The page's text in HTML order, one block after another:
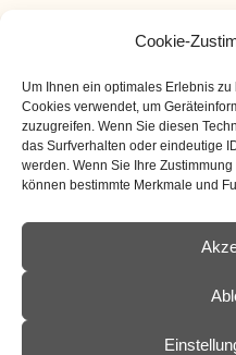
Cookie-
Um Ihnen ein optimales Erlebnis
Cookies verwendet, um
zuzugreifen. Wenn Sie diesen
das Surfverhalten oder eindeutige
werden. Wenn Sie Ihre
können bestimmte Merkmale und